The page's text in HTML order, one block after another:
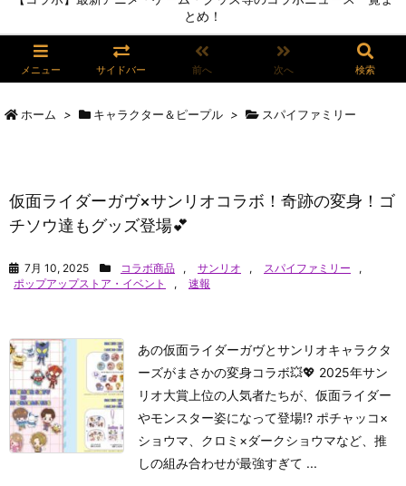
とめ！
メニュー サイドバー 前へ 次へ 検索
ホーム > キャラクター＆ピープル > スパイファミリー
仮面ライダーガヴ×サンリオコラボ！奇跡の変身！ゴ
チソウ達もグッズ登場💕
7月 10, 2025 コラボ商品 , サンリオ , スパイファミリー
,
ポップアップストア・イベント
, 速報
あの仮面ライダーガヴとサンリオキャラクタ
ーズがまさかの変身コラボ💥💖 2025年サン
リオ大賞上位の人気者たちが、仮面ライダー
やモンスター姿になって登場!? ポチャッコ×
ショウマ、クロミ×ダークショウマなど、推
しの組み合わせが最強すぎて ...